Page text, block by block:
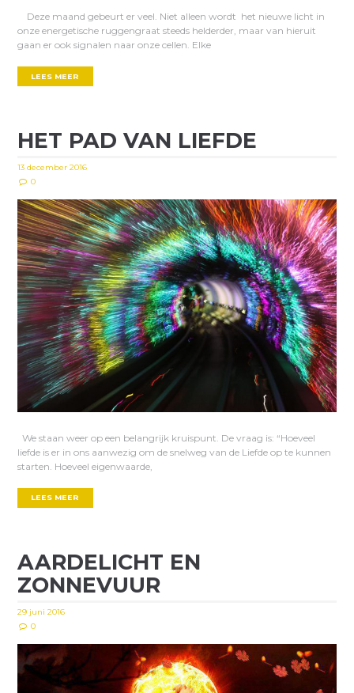
Deze maand gebeurt er veel. Niet alleen wordt het nieuwe licht in
onze energetische ruggengraat steeds helderder, maar van hieruit
gaan er ook signalen naar onze cellen. Elke
LEES MEER
HET PAD VAN LIEFDE
13 december 2016
0
We staan weer op een belangrijk kruispunt. De vraag is: “Hoeveel
liefde is er in ons aanwezig om de snelweg van de Liefde op te kunnen
starten. Hoeveel eigenwaarde,
LEES MEER
AARDELICHT EN
ZONNEVUUR
29 juni 2016
0